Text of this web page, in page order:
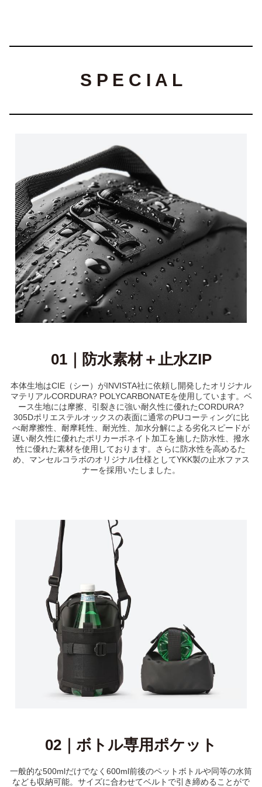
S P E C I A L
01｜防水素材＋止水ZIP
本体生地はCIE（シー）がINVISTA社に依頼し開発したオリジナル
マテリアルCORDURA? POLYCARBONATEを使用しています。ベ
ース生地には摩擦、引裂きに強い耐久性に優れたCORDURA?
305Dポリエステルオックスの表面に通常のPUコーティングに比
べ耐摩擦性、耐摩耗性、耐光性、加水分解による劣化スピードが
遅い耐久性に優れたポリカーボネイト加工を施した防水性、撥水
性に優れた素材を使用しております。さらに防水性を高めるた
め、マンセルコラボのオリジナル仕様としてYKK製の止水ファス
ナーを採用いたしました。
02｜ボトル専用ポケット
一般的な500mlだけでなく600ml前後のペットボトルや同等の水筒
なども収納可能。サイズに合わせてベルトで引き締めることがで